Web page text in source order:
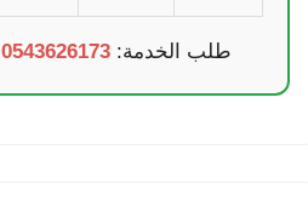
طلب الخدمة: 0543626173